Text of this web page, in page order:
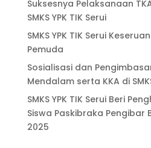
Suksesnya Pelaksanaan
SMKS YPK TIK Serui
SMKS YPK TIK Serui
Pemuda
Sosialisasi dan
Mendalam serta KKA di
SMKS YPK TIK Serui Beri
Siswa Paskibraka Pengibar
2025